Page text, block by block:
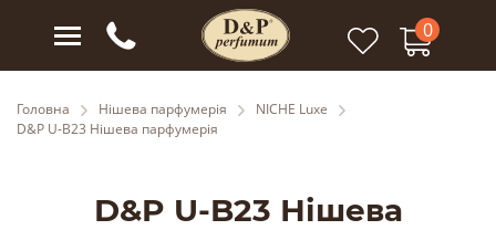
0
Головна Нішева парфумерія
NICHE Luxe
D&P U-B23 Нішева парфумерія
D&P U-B23 Нішева